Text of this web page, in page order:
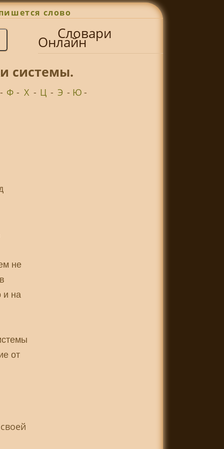
слово
Словари
Онлайн
системы.
- Ф - Х - Ц - Э - Ю-
не
и на
от